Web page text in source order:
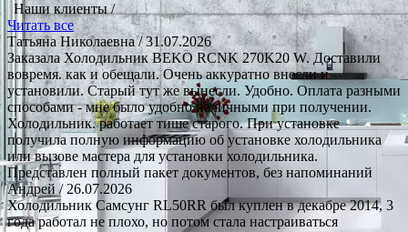
Наши клиенты /
Читать все
Татьяна Николаевна/ 31.07.2026
Заказала Холодильник BEKO RCNK 270K20 W. Доставили
вовремя. как и обещали. Очень аккуратно внесли и
установили. Старый тут же вынесли. Удобно. Оплата разными
способами - мне было удобно наличными при получении.
Холодильник. работает тише старого. При установке
получила полную информацию об установке холодильника
или вызове мастера для установки холодильника.
Представлен полный пакет документов, без напоминаний
Андрей / 26.07.2026
Холодильник Самсунг RL50RR был куплен в декабре 2014, 3
года работал не плохо, но потом стала настраиваться